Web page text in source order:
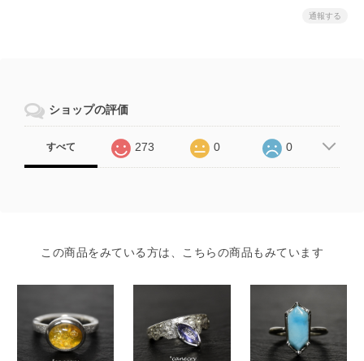
通報する
ショップの評価
すべて 273 0 0
この商品をみている方は、こちらの商品もみています